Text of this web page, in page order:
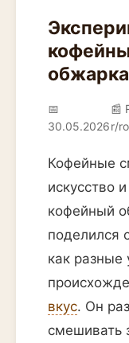
📅
30.05.2026
📰
r/
Кофейные
искусство
кофейный
поделился
как разные
вкус. Он
смешивать